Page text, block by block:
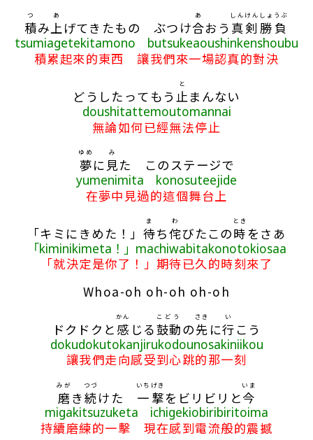
積
つ
み上
あ
げてきたもの ぶつけ合
あ
おう 真剣
しんけん
勝負
しょうぶ
tsumiagetekitamono butsukeaoushinkenshoubu
積累起來的東西 讓我們來一場認真的對決
どうしたってもう 止
と
まんない
doushitattemoutomannai
無論如何已經無法停止
夢
ゆめ
に 見
み
た このステージで
yumenimita konosuteejide
在夢中見過的這個舞台上
「キミにきめた！」 待
ま
ち侘
わ
びたこの時
とき
をさあ
「kiminikimeta！」machiwabitakonotokiosaa
「就決定是你了！」期待已久的時刻來了
Whoa-oh oh-oh oh-oh
ドクドクと 感
かん
じる鼓動
こどう
の先
さき
に行
い
こう
dokudokutokanjirukodounosakiniikou
讓我們走向感受到心跳的那一刻
磨
みが
き続
つづ
けた 一
いち
撃
げき
をビリビリと今
いま
migakitsuzuketa ichigekiobiribiritoima
持續磨練的一擊 現在感到電流般的震撼